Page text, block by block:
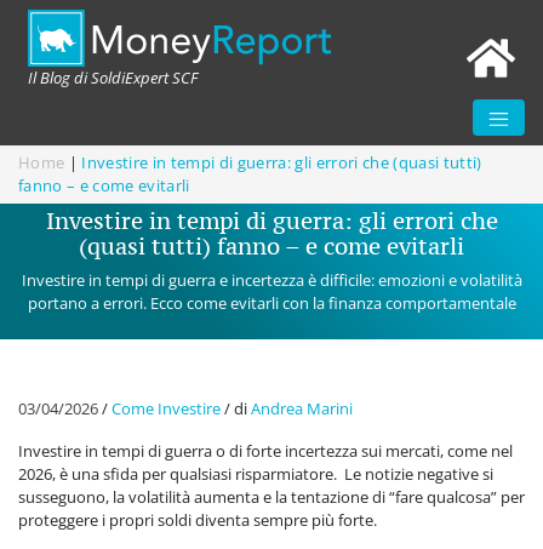
Il Blog di SoldiExpert SCF
Home | Investire in tempi di guerra: gli errori che (quasi tutti)
fanno – e come evitarli
Investire in tempi di guerra: gli errori che
(quasi tutti) fanno – e come evitarli
Investire in tempi di guerra e incertezza è difficile: emozioni e volatilità
portano a errori. Ecco come evitarli con la finanza comportamentale
03/04/2026/Come Investire/diAndrea Marini
Investire in tempi di guerra o di forte incertezza sui mercati, come nel
2026, è una sfida per qualsiasi risparmiatore. Le notizie negative si
susseguono, la volatilità aumenta e la tentazione di “fare qualcosa” per
proteggere i propri soldi diventa sempre più forte.